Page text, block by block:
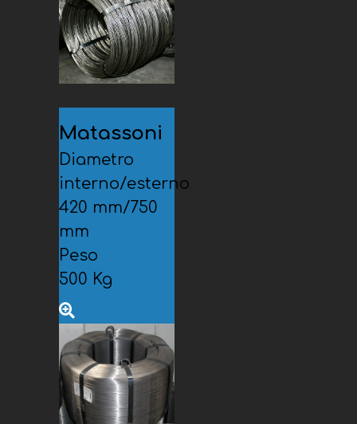
Matassoni
Diametro
interno/esterno
420 mm/750
mm
Peso
500 Kg